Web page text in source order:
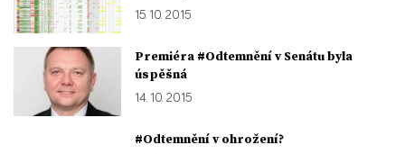
15. 10. 2015
Premiéra #Odtemnění v Senátu byla
úspěšná
14. 10. 2015
#Odtemnění v ohrožení?